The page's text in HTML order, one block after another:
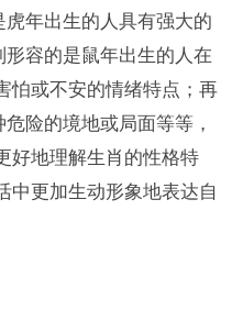
虎年出生的人具有强大的
形容的是鼠年出生的人在
怕或不安的情绪特点；再
险的境地或局面等等，
好地理解生肖的性格特
中更加生动形象地表达自